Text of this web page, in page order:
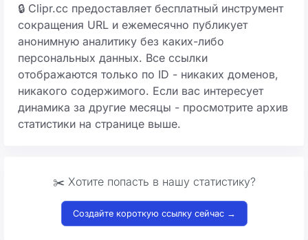
🔒 Clipr.cc предоставляет бесплатный инструмент
сокращения URL и ежемесячно публикует
анонимную аналитику без каких-либо
персональных данных. Все ссылки
отображаются только по ID - никаких доменов,
никакого содержимого. Если вас интересует
динамика за другие месяцы - просмотрите архив
статистики на странице выше.
✂️ Хотите попасть в нашу статистику?
Создайте короткую ссылку сейчас →